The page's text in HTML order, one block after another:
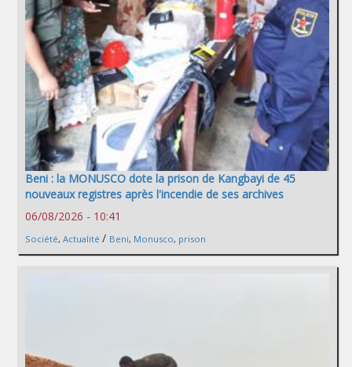
Beni : la MONUSCO dote la prison de Kangbayi de 45
nouveaux registres après l'incendie de ses archives
06/08/2026 - 10:41
Société, Actualité / Beni, Monusco, prison